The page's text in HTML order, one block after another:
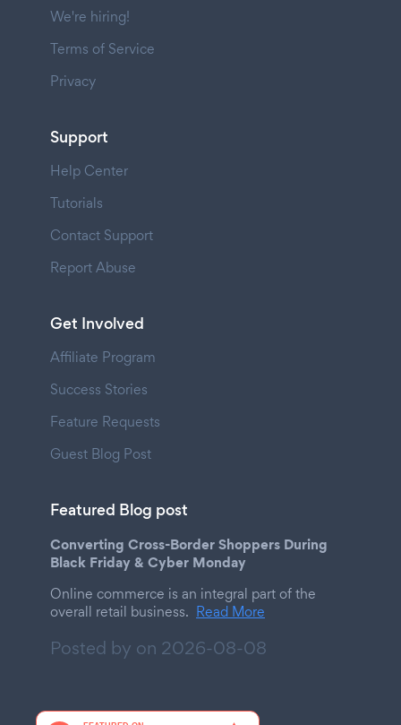
We're hiring!
Terms of Service
Privacy
Support
Help Center
Tutorials
Contact Support
Report Abuse
Get Involved
Affiliate Program
Success Stories
Feature Requests
Guest Blog Post
Featured Blog post
Converting Cross-Border Shoppers During
Black Friday & Cyber Monday
Online commerce is an integral part of the
overall retail business. Read More
Posted by on 2026-08-08